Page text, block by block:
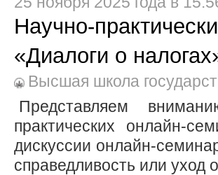
Научно-
«Диалоги о
Высшая школа
Представляем
практических онлайн-
дискуссии онлайн-
справедливость или уход